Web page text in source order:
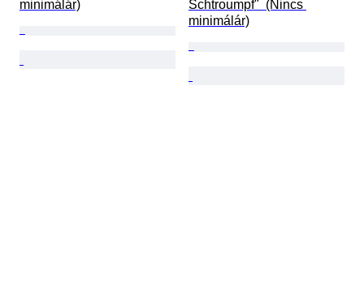
minimálár)
Schtroumpf"  (Nincs
minimálár)